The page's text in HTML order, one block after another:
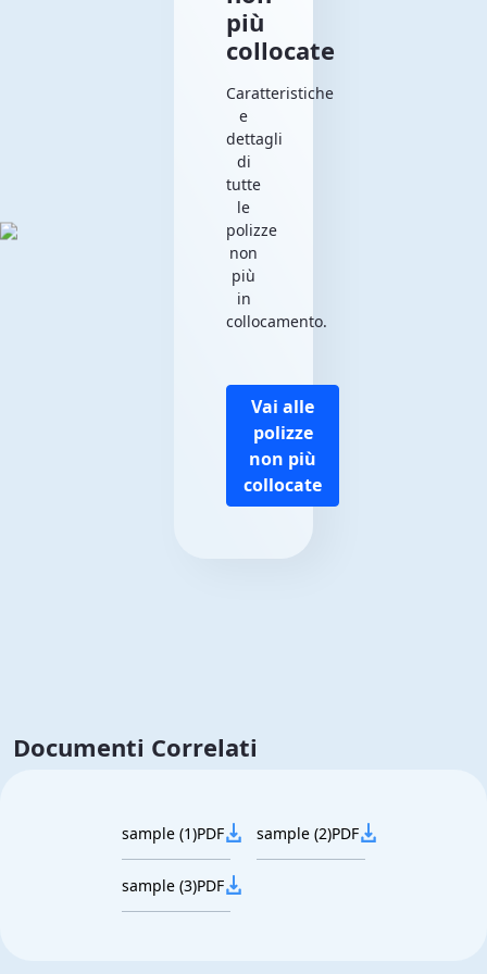
più
collocate
Caratteristiche
e
dettagli
di
tutte
le
polizze
non
più
in
collocamento.
Vai alle
polizze
non più
collocate
Documenti Correlati
sample (1)PDF sample (2)PDF
sample (3)PDF